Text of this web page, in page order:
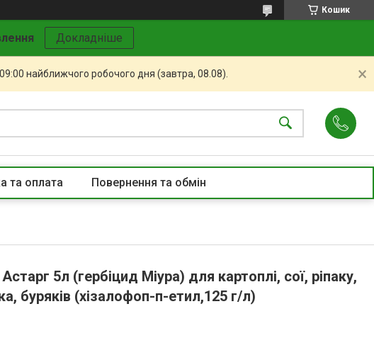
Кошик
Докладніше
найближчого робочого дня (завтра, 08.08).
та оплата Повернення та обмін
5л (гербіцид Міура) для картоплі, сої, ріпаку,
буряків (хізалофоп-п-етил,125 г/л)